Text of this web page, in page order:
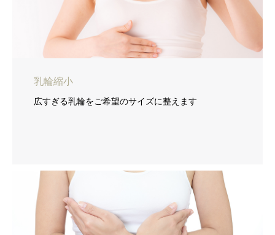
乳輪縮小
広すぎる乳輪をご希望のサイズに整えます